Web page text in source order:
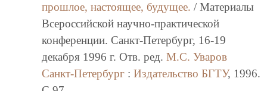
прошлое, настоящее, будущее. / Материалы
Всероссийской научно-практической
конференции. Санкт-Петербург, 16-19
декабря 1996 г. Отв. ред. М.С. Уваров
Санкт-Петербург : Издательство БГТУ, 1996.